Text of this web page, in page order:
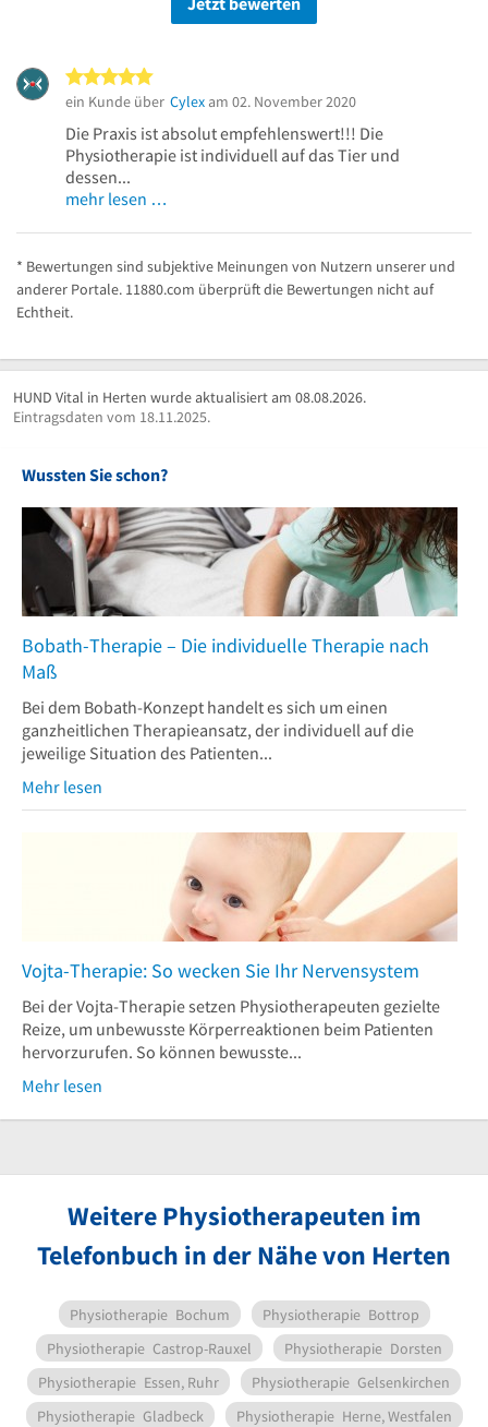
ein Kunde über Cylex am 02. November 2020
Die Praxis ist absolut empfehlenswert!!! Die
Physiotherapie ist individuell auf das Tier und
dessen...
mehr lesen …
* Bewertungen sind subjektive Meinungen von Nutzern unserer und
anderer Portale. 11880.com überprüft die Bewertungen nicht auf
Echtheit.
HUND Vital in Herten wurde aktualisiert am 08.08.2026.
Eintragsdaten vom 18.11.2025.
Wussten Sie schon?
Bobath-Therapie – Die individuelle Therapie nach
Maß
Bei dem Bobath-Konzept handelt es sich um einen
ganzheitlichen Therapieansatz, der individuell auf die
jeweilige Situation des Patienten...
Mehr lesen
Vojta-Therapie: So wecken Sie Ihr Nervensystem
Bei der Vojta-Therapie setzen Physiotherapeuten gezielte
Reize, um unbewusste Körperreaktionen beim Patienten
hervorzurufen. So können bewusste...
Mehr lesen
Weitere Physiotherapeuten im
Telefonbuch in der Nähe von Herten
Physiotherapie Bochum Physiotherapie Bottrop
Physiotherapie Castrop-Rauxel Physiotherapie Dorsten
Physiotherapie Essen, Ruhr Physiotherapie Gelsenkirchen
Physiotherapie Gladbeck Physiotherapie Herne, Westfalen